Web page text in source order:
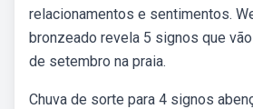
relacionamentos e sentimentos.
bronzeado revela 5 signos que
de setembro na praia.
Chuva de sorte para 4 signos